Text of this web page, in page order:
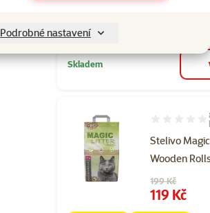
Podrobné nastavení
Skladem
Stelivo
Wooden
Hodnocení
Původní cena
199 Kč
Cena
119 Kč